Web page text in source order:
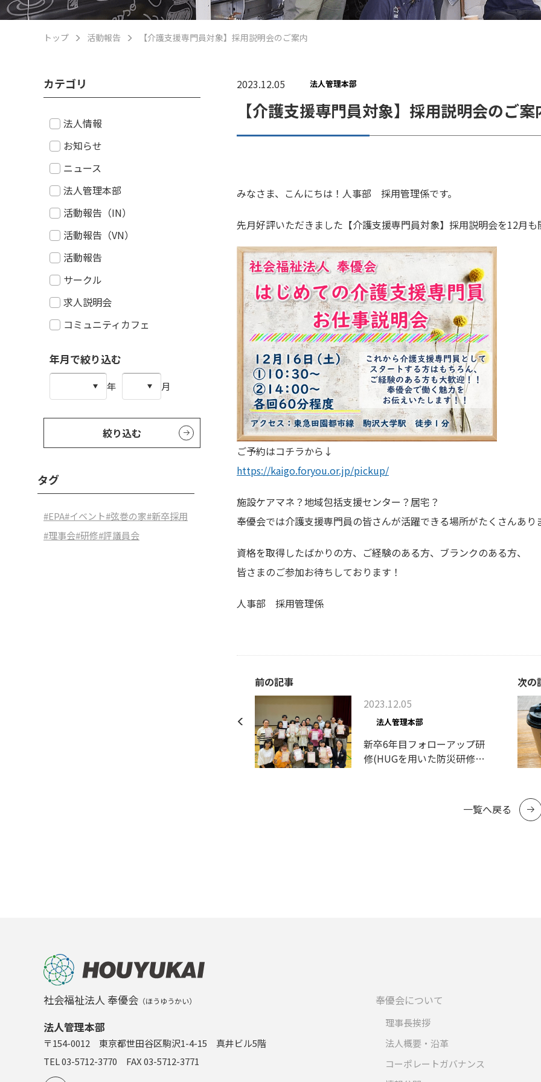
トップ 活動報告 【介護支援専門員対象】採用説明会のご案内
2023.12.05 法人管理本部
【介護支援専門員対象】採用説明会のご案
みなさま、こんにちは！人事部 採用管理係です。
先月好評いただきました【介護支援専門員対象】採用説明会を12月も
ご予約はコチラから↓
https://kaigo.foryou.or.jp/pickup/
施設ケアマネ？地域包括支援センター？居宅？
奉優会では介護支援専門員の皆さんが活躍できる場所がたくさんあり
資格を取得したばかりの方、ご経験のある方、ブランクのある方、
皆さまのご参加お待ちしております！
人事部 採用管理係
前の記事
2023.12.05
法人管理本部
新卒6年目フォローアップ研
修(HUGを用いた防災研修)
次の
一覧へ戻る
カテゴリ
法人情報
お知らせ
ニュース
法人管理本部
活動報告（IN）
活動報告（VN）
活動報告
サークル
求人説明会
コミュニティカフェ
年月で絞り込む
年 月
絞り込む
タグ
#EPA#イベント#弦巻の家#新卒採用
#理事会#研修#評議員会
社会福祉法人 奉優会 （ほうゆうかい）
法人管理本部
〒154-0012 東京都世田谷区駒沢1-4-15 真井ビル5階
TEL 03-5712-3770 FAX 03-5712-3771
奉優会について
理事長挨拶
法人概要・沿革
コーポレートガバナンス